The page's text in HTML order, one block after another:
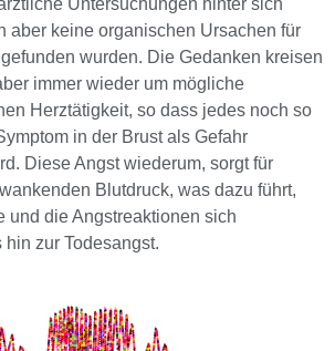
aber keine organischen Ursachen für
wurden. Die Gedanken kreisen
immer wieder um mögliche
Herztätigkeit, so dass jedes noch so
in der Brust als Gefahr
Diese Angst wiederum, sorgt für
Blutdruck, was dazu führt,
und die Angstreaktionen sich
zur Todesangst.